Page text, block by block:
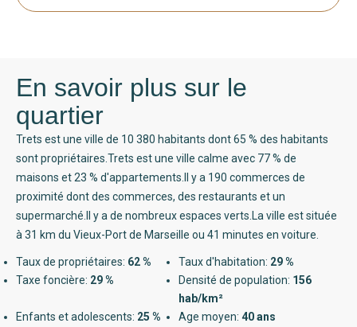
En savoir plus sur le
quartier
Trets est une ville de 10 380 habitants dont 65 % des habitants
sont propriétaires.Trets est une ville calme avec 77 % de
maisons et 23 % d'appartements.Il y a 190 commerces de
proximité dont des commerces, des restaurants et un
supermarché.Il y a de nombreux espaces verts.La ville est située
à 31 km du Vieux-Port de Marseille ou 41 minutes en voiture.
Taux de propriétaires: 62 % Taux d'habitation: 29 %
Taxe foncière: 29 % Densité de population: 156
hab/km²
Enfants et adolescents: 25 % Age moyen: 40 ans